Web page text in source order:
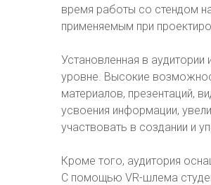
время работы со стендом
применяемым при
Установленная в аудитории
уровне. Высокие
материалов, презентаций,
усвоения информации,
участвовать в создании и
Кроме того, аудитория
С помощью VR-шлема